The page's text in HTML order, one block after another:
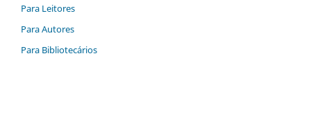
Para Leitores
Para Autores
Para Bibliotecários